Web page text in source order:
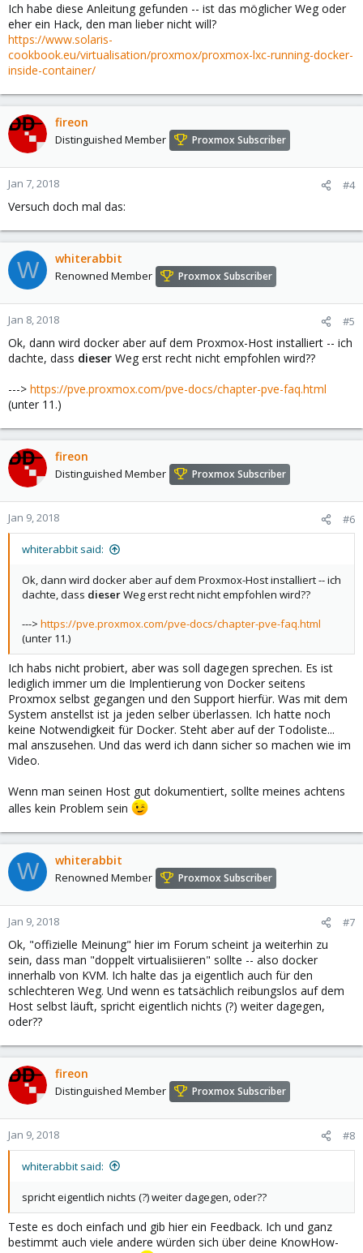
Ich habe diese Anleitung gefunden -- ist das möglicher Weg oder
eher ein Hack, den man lieber nicht will?
https://www.solaris-
cookbook.eu/virtualisation/proxmox/proxmox-lxc-running-docker-
inside-container/
fireon
Distinguished Member Proxmox Subscriber
Jan 7, 2018 #4
Versuch doch mal das:
W whiterabbit
Renowned Member Proxmox Subscriber
Jan 8, 2018 #5
Ok, dann wird docker aber auf dem Proxmox-Host installiert -- ich
dachte, dass dieser Weg erst recht nicht empfohlen wird??
---> https://pve.proxmox.com/pve-docs/chapter-pve-faq.html
(unter 11.)
fireon
Distinguished Member Proxmox Subscriber
Jan 9, 2018 #6
whiterabbit said:
Ok, dann wird docker aber auf dem Proxmox-Host installiert -- ich
dachte, dass dieserWeg erst recht nicht empfohlen wird??
---> https://pve.proxmox.com/pve-docs/chapter-pve-faq.html
(unter 11.)
Ich habs nicht probiert, aber was soll dagegen sprechen. Es ist
lediglich immer um die Implentierung von Docker seitens
Proxmox selbst gegangen und den Support hierfür. Was mit dem
System anstellst ist ja jeden selber überlassen. Ich hatte noch
keine Notwendigkeit für Docker. Steht aber auf der Todoliste...
mal anszusehen. Und das werd ich dann sicher so machen wie im
Video.
Wenn man seinen Host gut dokumentiert, sollte meines achtens
alles kein Problem sein
W whiterabbit
Renowned Member Proxmox Subscriber
Jan 9, 2018 #7
Ok, "offizielle Meinung" hier im Forum scheint ja weiterhin zu
sein, dass man "doppelt virtualisiieren" sollte -- also docker
innerhalb von KVM. Ich halte das ja eigentlich auch für den
schlechteren Weg. Und wenn es tatsächlich reibungslos auf dem
Host selbst läuft, spricht eigentlich nichts (?) weiter dagegen,
oder??
fireon
Distinguished Member Proxmox Subscriber
Jan 9, 2018 #8
whiterabbit said:
spricht eigentlich nichts (?) weiter dagegen, oder??
Teste es doch einfach und gib hier ein Feedback. Ich und ganz
bestimmt auch viele andere würden sich über deine KnowHow-